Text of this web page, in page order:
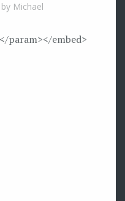
by Michael
</param></embed>